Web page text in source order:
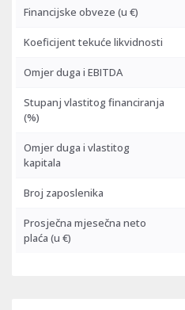
Financijske obveze (u €)
Koeficijent tekuće likvidnosti
Omjer duga i EBITDA
Stupanj vlastitog financiranja
(%)
Omjer duga i vlastitog
kapitala
Broj zaposlenika
Prosječna mjesečna neto
plaća (u €)